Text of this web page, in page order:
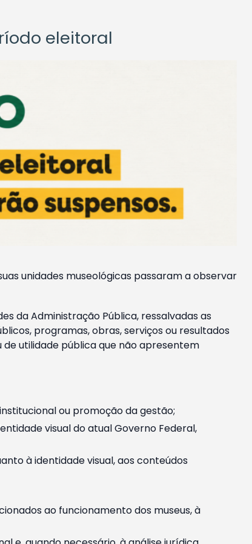
eleitoral
unidades museológicas passaram a observar
da Administração Pública, ressalvadas as
programas, obras, serviços ou resultados
utilidade pública que não apresentem
ou promoção da gestão;
visual do atual Governo Federal,
à identidade visual, aos conteúdos
ao funcionamento dos museus, à